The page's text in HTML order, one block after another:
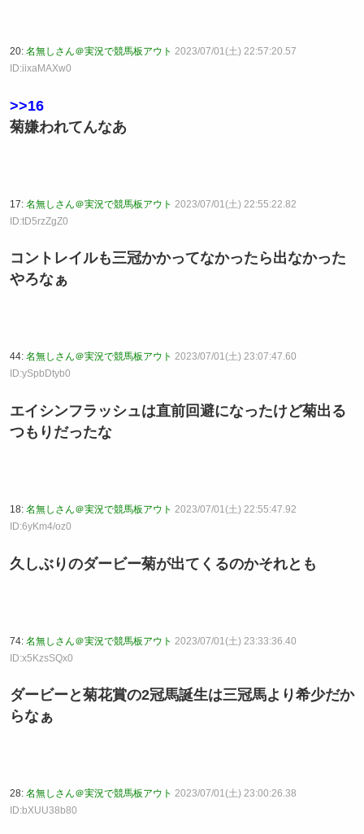
20: 名無しさん＠実況で競馬板アウト 2023/07/01(土) 22:57:20.57
ID:iixaMAXw0
>>16
菊嫌われてんなあ
17: 名無しさん＠実況で競馬板アウト 2023/07/01(土) 22:55:22.82
ID:tD5rzZgZ0
コントレイルも三冠かかってなかったら出なかった
やろなぁ
44: 名無しさん＠実況で競馬板アウト 2023/07/01(土) 23:07:47.60
ID:ySpbDtyb0
エイシンフラッシュは直前回避になったけど菊出る
つもりだったな
18: 名無しさん＠実況で競馬板アウト 2023/07/01(土) 22:55:47.92
ID:6yKm4/oz0
久しぶりのダービー菊が出てくるのかそれとも
74: 名無しさん＠実況で競馬板アウト 2023/07/01(土) 23:33:36.40
ID:x5KzsSQx0
ダービーと菊花賞の2冠馬誕生は三冠馬より希少だか
らなぁ
28: 名無しさん＠実況で競馬板アウト 2023/07/01(土) 23:00:26.38
ID:bXUU38b80